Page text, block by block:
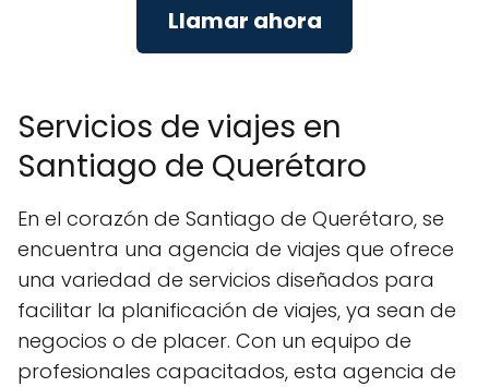
Llamar ahora
Servicios de viajes en
Santiago de Querétaro
En el corazón de Santiago de Querétaro, se
encuentra una agencia de viajes que ofrece
una variedad de servicios diseñados para
facilitar la planificación de viajes, ya sean de
negocios o de placer. Con un equipo de
profesionales capacitados, esta agencia de